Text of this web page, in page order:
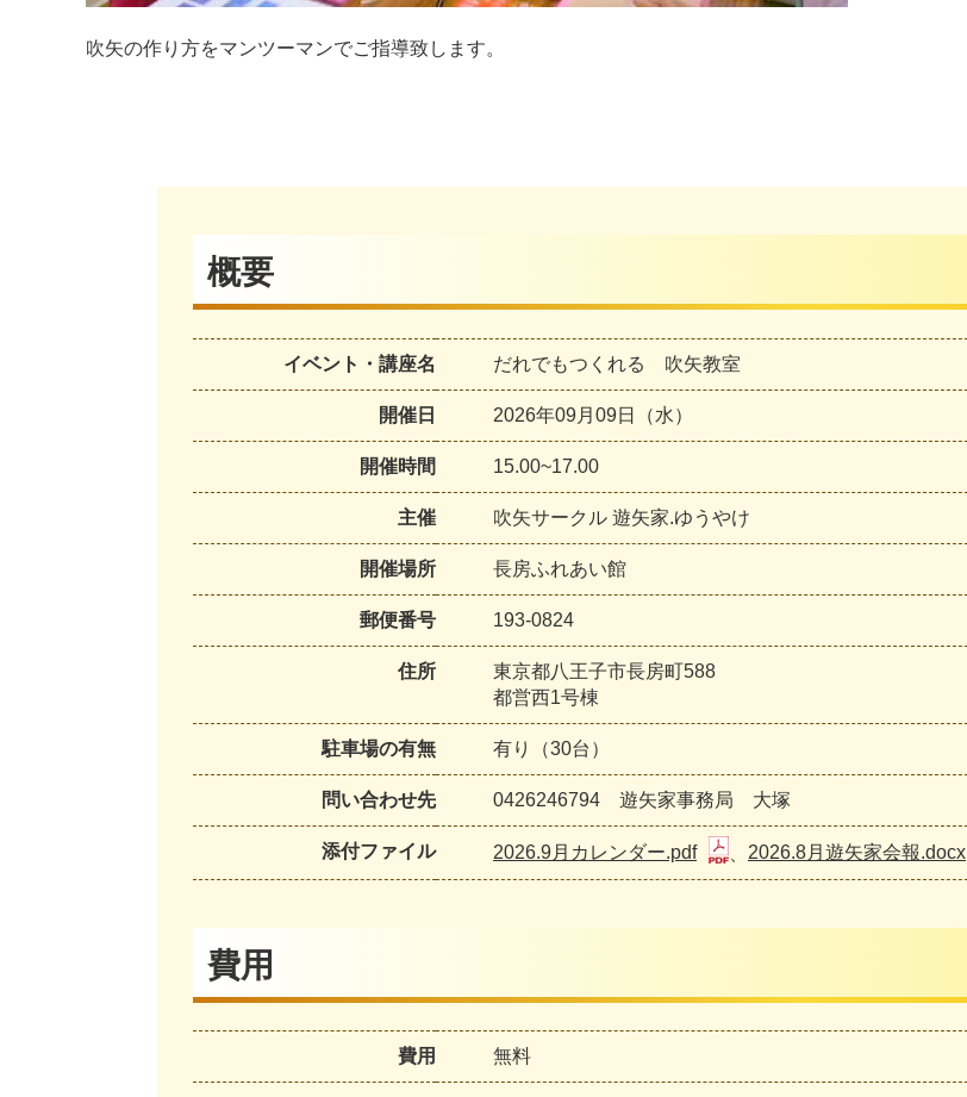
吹矢の作り方をマンツーマンでご指導致します。
概要
イベント・講座名 だれでもつくれる 吹矢教室
開催日 2026年09月09日（水）
開催時間 15.00~17.00
主催 吹矢サークル 遊矢家.ゆうやけ
開催場所 長房ふれあい館
郵便番号 193-0824
住所
東京都八王子市長房町588
都営西1号棟
駐車場の有無 有り（30台）
問い合わせ先 0426246794 遊矢家事務局 大塚
添付ファイル 2026.9月カレンダー.pdf 2026.8月遊矢家会報.docx
費用
費用 無料